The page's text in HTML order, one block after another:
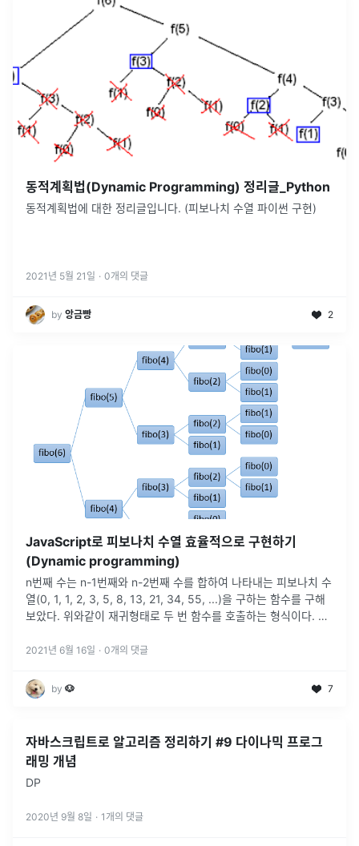
동적계획법(Dynamic Programming) 정리글_Python
동적계획법에 대한 정리글입니다. (피보나치 수열 파이썬 구현)
2021년 5월 21일 · 0개의 댓글
by 앙금빵 2
JavaScript로 피보나치 수열 효율적으로 구현하기
(Dynamic programming)
n번째 수는 n-1번째와 n-2번째 수를 합하여 나타내는 피보나치 수
열(0, 1, 1, 2, 3, 5, 8, 13, 21, 34, 55, ...)을 구하는 함수를 구해
보았다. 위와같이 재귀형태로 두 번 함수를 호출하는 형식이다. 이
2021년 6월 16일 · 0개의 댓글
by 🐶 7
자바스크립트로 알고리즘 정리하기 #9 다이나믹 프로그
래밍 개념
DP
2020년 9월 8일 · 1 개의 댓글